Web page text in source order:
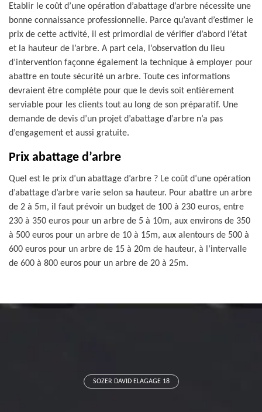
Etablir le coût d’une opération d’abattage d’arbre nécessite une
bonne connaissance professionnelle. Parce qu’avant d’estimer le
prix de cette activité, il est primordial de vérifier d’abord l’état
et la hauteur de l’arbre. A part cela, l’observation du lieu
d’intervention façonne également la technique à employer pour
abattre en toute sécurité un arbre. Toute ces informations
devraient être complète pour que le devis soit entièrement
serviable pour les clients tout au long de son préparatif. Une
demande de devis d’un projet d’abattage d’arbre n’a pas
d’engagement et aussi gratuite.
Prix abattage d’arbre
Quel est le prix d’un abattage d’arbre ? Le coût d’une opération
d’abattage d’arbre varie selon sa hauteur. Pour abattre un arbre
de 2 à 5m, il faut prévoir un budget de 100 à 230 euros, entre
230 à 350 euros pour un arbre de 5 à 10m, aux environs de 350
à 500 euros pour un arbre de 10 à 15m, aux alentours de 500 à
600 euros pour un arbre de 15 à 20m de hauteur, à l’intervalle
de 600 à 800 euros pour un arbre de 20 à 25m.
SOZER DAVID ELAGAGE 18